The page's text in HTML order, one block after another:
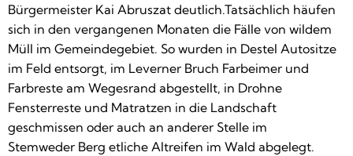
Bürgermeister Kai Abruszat deutlich.Tatsächlich häufen
sich in den vergangenen Monaten die Fälle von wildem
Müll im Gemeindegebiet. So wurden in Destel Autositze
im Feld entsorgt, im Leverner Bruch Farbeimer und
Farbreste am Wegesrand abgestellt, in Drohne
Fensterreste und Matratzen in die Landschaft
geschmissen oder auch an anderer Stelle im
Stemweder Berg etliche Altreifen im Wald abgelegt.